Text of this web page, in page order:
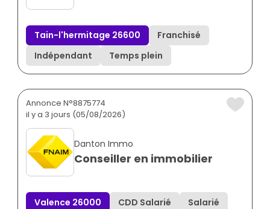
Tain-l'hermitage 26600
Franchisé
Indépendant
Temps plein
Annonce N°8875774
il y a 3 jours (05/08/2026)
Danton Immo
Conseiller en immobilier
Valence 26000 CDD Salarié
Salarié